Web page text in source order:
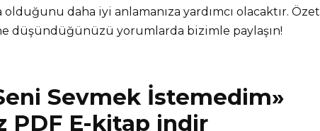
daha iyi anlamanıza yardımcı olacaktır. Özet
düşündüğünüzü yorumlarda bizimle paylaşın!
Sevmek İstemedim»
PDF E-kitap indir